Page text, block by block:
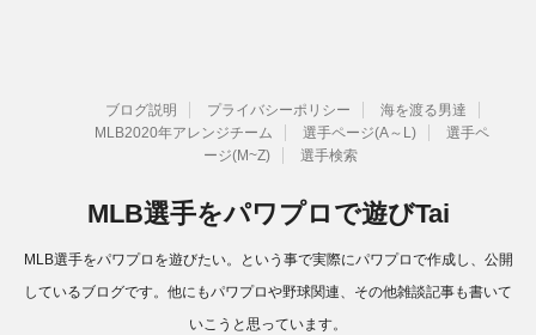
ブログ説明 プライバシーポリシー
海を渡る男達
MLB2020年アレンジチーム
選手ページ(A～L)
選手ペ
ージ(M~Z)
選手検索
MLB選手をパワプロで遊びTai
MLB選手をパワプロを遊びたい。という事で実際にパワプロで作成し、公開
しているブログです。他にもパワプロや野球関連、その他雑談記事も書いて
いこうと思っています。